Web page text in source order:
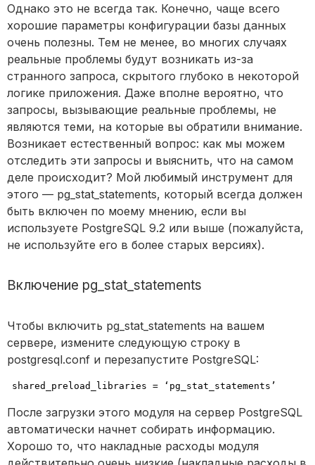
Однако это не всегда так. Конечно, чаще всего
хорошие параметры конфигурации базы данных
очень полезны. Тем не менее, во многих случаях
реальные проблемы будут возникать из-за
странного запроса, скрытого глубоко в некоторой
логике приложения. Даже вполне вероятно, что
запросы, вызывающие реальные проблемы, не
являются теми, на которые вы обратили внимание.
Возникает естественный вопрос: как мы можем
отследить эти запросы и выяснить, что на самом
деле происходит? Мой любимый инструмент для
этого — pg_stat_statements, который всегда должен
быть включен по моему мнению, если вы
используете PostgreSQL 9.2 или выше (пожалуйста,
не используйте его в более старых версиях).
Включение pg_stat_statements
Чтобы включить pg_stat_statements на вашем
сервере, измените следующую строку в
postgresql.conf и перезапустите PostgreSQL:
shared_preload_libraries = ‘pg_stat_statements’
После загрузки этого модуля на сервер PostgreSQL
автоматически начнет собирать информацию.
Хорошо то, что накладные расходы модуля